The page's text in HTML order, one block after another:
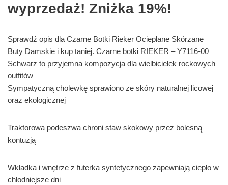
wyprzedaż! Zniżka 19%!
Sprawdź opis dla Czarne Botki Rieker Ocieplane Skórzane
Buty Damskie i kup taniej. Czarne botki RIEKER – Y7116-00
Schwarz to przyjemna kompozycja dla wielbicielek rockowych
outfitów
Sympatyczną cholewkę sprawiono ze skóry naturalnej licowej
oraz ekologicznej
Traktorowa podeszwa chroni staw skokowy przez bolesną
kontuzją
Wkładka i wnętrze z futerka syntetycznego zapewniają ciepło w
chłodniejsze dni